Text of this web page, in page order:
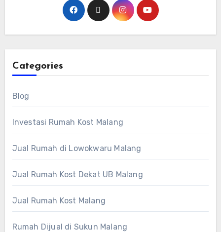
Categories
Blog
Investasi Rumah Kost Malang
Jual Rumah di Lowokwaru Malang
Jual Rumah Kost Dekat UB Malang
Jual Rumah Kost Malang
Rumah Dijual di Sukun Malang